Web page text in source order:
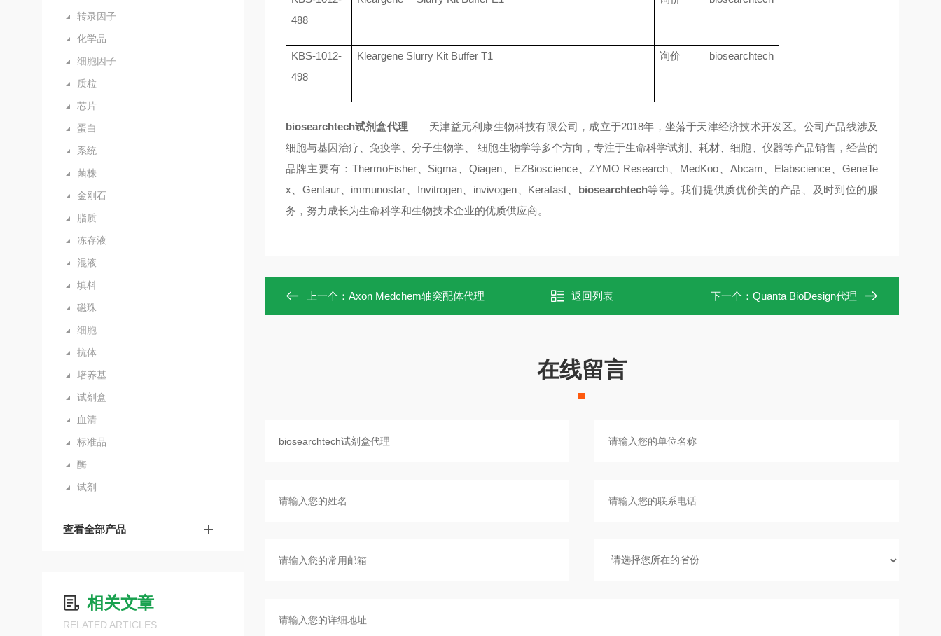
转录因子
化学品
细胞因子
质粒
芯片
蛋白
系统
菌株
金刚石
脂质
冻存液
混液
填料
磁珠
细胞
抗体
培养基
试剂盒
血清
标准品
酶
试剂
查看全部产品
相关文章
RELATED ARTICLES
488
KBS-1012-
498
Kleargene Slurry Kit Buffer T1 询价 biosearchtech
biosearchtech试剂盒代理——天津益元利康生物科技有限公司，成立于2018年，坐落于天津经济技术开发区。公司产品线涉及
细胞与基因治疗、免疫学、分子生物学、 细胞生物学等多个方向，专注于生命科学试剂、耗材、细胞、仪器等产品销售，经营的
品牌主要有：ThermoFisher、Sigma、Qiagen、EZBioscience、ZYMO Research、MedKoo、Abcam、Elabscience、GeneTe
x、Gentaur、immunostar、Invitrogen、invivogen、Kerafast、 biosearchtech等等。我们提供质优价美的产品、及时到位的服
务，努力成长为生命科学和生物技术企业的优质供应商。
上一个： Axon Medchem轴突配体代理 返回列表 下一个： Quanta BioDesign代理
在线留言